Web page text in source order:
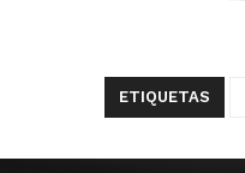
ETIQUETAS